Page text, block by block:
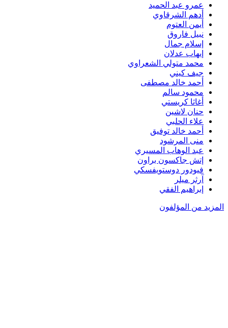
عمرو عبد الحميد
أدهم الشرقاوي
أيمن العتوم
نبيل فاروق
إسلام جمال
إيهاب عدلان
محمد متولي الشعراوي
جيف كيني
أحمد خالد مصطفى
محمود سالم
أغاثا كريستي
حنان لاشين
علاء الحلبي
أحمد خالد توفيق
منى المرشود
عبد الوهاب المسيري
إتش جاكسون براون
فيودور دوستويفسكي
آرثر ميلر
إبراهيم الفقي
المزيد من المؤلفون